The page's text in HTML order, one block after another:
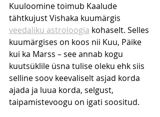
Kuuloomine toimub Kaalude
tähtkujust Vishaka kuumärgis
veedaliku astroloogia kohaselt. Selles
kuumärgises on koos nii Kuu, Päike
kui ka Marss – see annab kogu
kuutsüklile üsna tulise oleku ehk siis
selline soov keevaliselt asjad korda
ajada ja luua korda, selgust,
taipamistevoogu on igati soositud.